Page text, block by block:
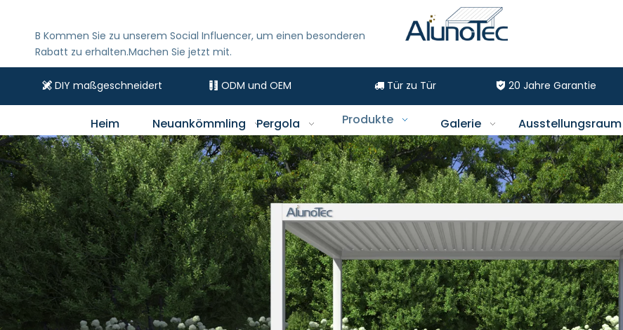
B Kommen Sie zu unserem Social Influencer, um einen besonderen
Rabatt zu erhalten.Machen Sie jetzt mit.
DIY maßgeschneidert  ODM und OEM Tür zu Tür  20 Jahre Garantie
Heim Neuankömmling Pergola Produkte Galerie Ausstellungsraum